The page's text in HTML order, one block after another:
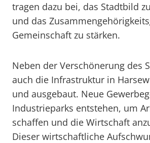
tragen dazu bei, das Stadtbild
und das
Gemeinschaft zu stärken.
Neben der Verschönerung des
auch die Infrastruktur in
und ausgebaut. Neue
Industrieparks entstehen, um
schaffen und die Wirtschaft
Dieser wirtschaftliche